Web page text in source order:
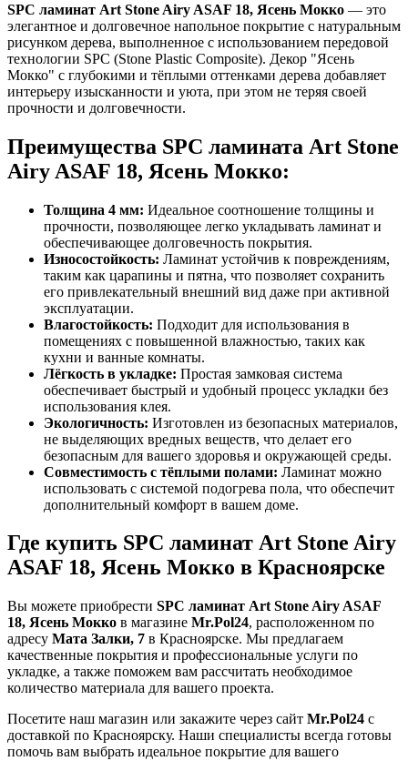
SPC ламинат Art Stone Airy ASAF 18, Ясень Мокко — это
элегантное и долговечное напольное покрытие с натуральным
рисунком дерева, выполненное с использованием передовой
технологии SPC (Stone Plastic Composite). Декор "Ясень
Мокко" с глубокими и тёплыми оттенками дерева добавляет
интерьеру изысканности и уюта, при этом не теряя своей
прочности и долговечности.
Преимущества SPC ламината Art Stone
Airy ASAF 18, Ясень Мокко:
Толщина 4 мм: Идеальное соотношение толщины и
прочности, позволяющее легко укладывать ламинат и
обеспечивающее долговечность покрытия.
Износостойкость: Ламинат устойчив к повреждениям,
таким как царапины и пятна, что позволяет сохранить
его привлекательный внешний вид даже при активной
эксплуатации.
Влагостойкость: Подходит для использования в
помещениях с повышенной влажностью, таких как
кухни и ванные комнаты.
Лёгкость в укладке: Простая замковая система
обеспечивает быстрый и удобный процесс укладки без
использования клея.
Экологичность: Изготовлен из безопасных материалов,
не выделяющих вредных веществ, что делает его
безопасным для вашего здоровья и окружающей среды.
Совместимость с тёплыми полами: Ламинат можно
использовать с системой подогрева пола, что обеспечит
дополнительный комфорт в вашем доме.
Где купить SPC ламинат Art Stone Airy
ASAF 18, Ясень Мокко в Красноярске
Вы можете приобрести SPC ламинат Art Stone Airy ASAF
18, Ясень Мокко в магазине Mr.Pol24, расположенном по
адресу Мата Залки, 7 в Красноярске. Мы предлагаем
качественные покрытия и профессиональные услуги по
укладке, а также поможем вам рассчитать необходимое
количество материала для вашего проекта.
Посетите наш магазин или закажите через сайт Mr.Pol24 с
доставкой по Красноярску. Наши специалисты всегда готовы
помочь вам выбрать идеальное покрытие для вашего